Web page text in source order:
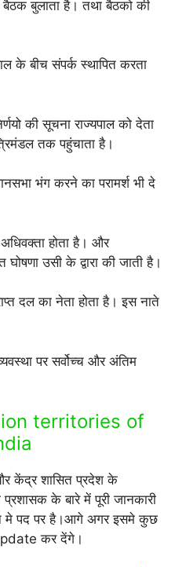
बुलाता है। तथा बैठको की
के बीच संपर्क स्थापित करता
की सूचना राज्यपाल को देता
तक पहुंचाता है।
भंग करने का परामर्श भी दे
होता है। और
उसी के द्वारा की जाती है।
दल का नेता होता है। इस नाते
पर सर्वोच्च और अंतिम
territories of
केंद्र शासित प्रदेश के
के बारे में पूरी जानकारी
मे पद पर है।आगे अगर इसमे कुछ
update कर देंगे।